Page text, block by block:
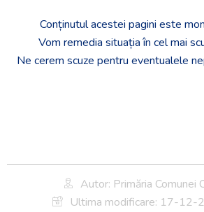
Conținutul acestei pagini este
Vom remedia situația în cel mai
Ne cerem scuze pentru eventualele
Autor: Primăria Comunei
Ultima modificare: 17-12-